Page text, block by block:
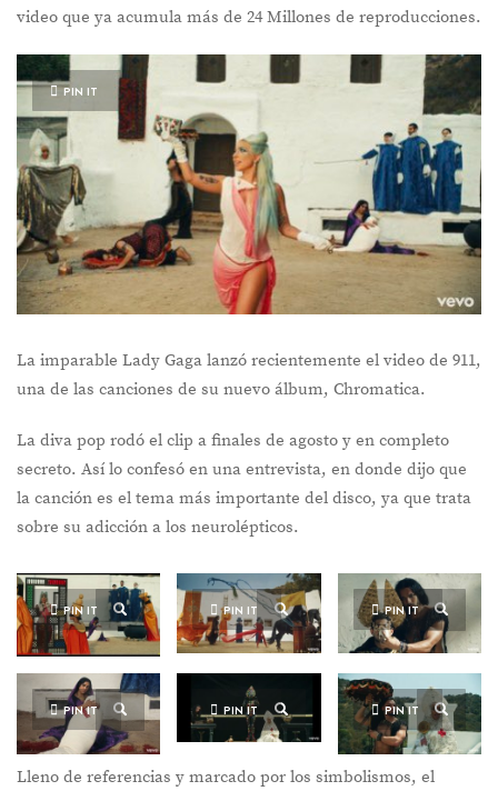
video que ya acumula más de 24 Millones de reproducciones.
PIN IT
La imparable Lady Gaga lanzó recientemente el video de 911,
una de las canciones de su nuevo álbum, Chromatica.
La diva pop rodó el clip a finales de agosto y en completo
secreto. Así lo confesó en una entrevista, en donde dijo que
la canción es el tema más importante del disco, ya que trata
sobre su adicción a los neurolépticos.
PIN IT PIN IT PIN IT
PIN IT PIN IT PIN IT
Lleno de referencias y marcado por los simbolismos, el